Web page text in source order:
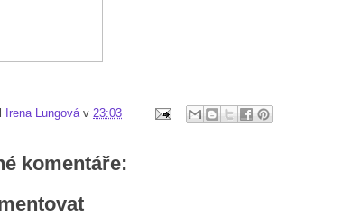
Irena Lungová v 23:03
komentáře: